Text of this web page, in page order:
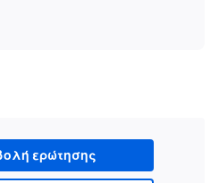
ερώτησης